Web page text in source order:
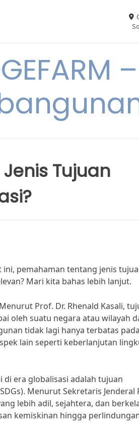
Tujuan
pemahaman tentang jenis
Mari kita bahas lebih lanjut.
Prof. Dr. Rhenald Kasali,
oleh suatu negara atau wilayah
tidak lagi hanya terbatas pada
lain seperti keberlanjutan
era globalisasi adalah tujuan
Menurut Sekretaris Jenderal
lebih adil, sejahtera, dan
kemiskinan hingga